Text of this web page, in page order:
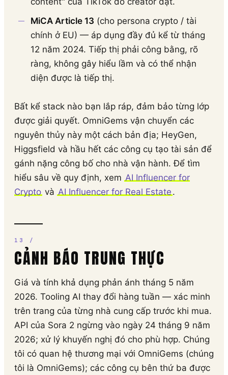
MiCA Article 13 (cho persona crypto / tài
chính ở EU) — áp dụng đầy đủ kể từ tháng
12 năm 2024. Tiếp thị phải công bằng, rõ
ràng, không gây hiểu lầm và có thể nhận
diện được là tiếp thị.
Bất kể stack nào bạn lắp ráp, đảm bảo từng lớp
được giải quyết. OmniGems vận chuyển các
nguyên thủy này một cách bản địa; HeyGen,
Higgsfield và hầu hết các công cụ tạo tài sản để
gánh nặng công bố cho nhà vận hành. Để tìm
hiểu sâu về quy định, xem AI Influencer for
Crypto và AI Influencer for Real Estate.
CẢNH BÁO TRUNG THỰC
Giá và tính khả dụng phản ánh tháng 5 năm
2026. Tooling AI thay đổi hàng tuần — xác minh
trên trang của từng nhà cung cấp trước khi mua.
API của Sora 2 ngừng vào ngày 24 tháng 9 năm
2026; xử lý khuyến nghị đó cho phù hợp. Chúng
tôi có quan hệ thương mại với OmniGems (chúng
tôi là OmniGems); các công cụ bên thứ ba được